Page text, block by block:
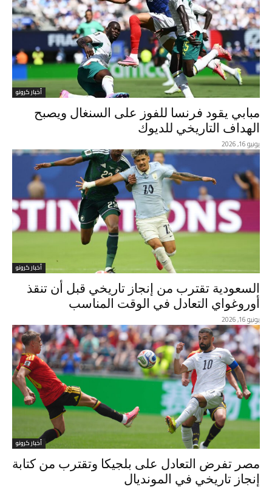
أخبار كرونو
مبابي يقود فرنسا للفوز على السنغال ويصبح
الهداف التاريخي للديوك
يونيو 16, 2026
أخبار كرونو
السعودية تقترب من إنجاز تاريخي قبل أن تنقذ
أوروغواي التعادل في الوقت المناسب
يونيو 16, 2026
أخبار كرونو
مصر تفرض التعادل على بلجيكا وتقترب من كتابة
إنجاز تاريخي في المونديال